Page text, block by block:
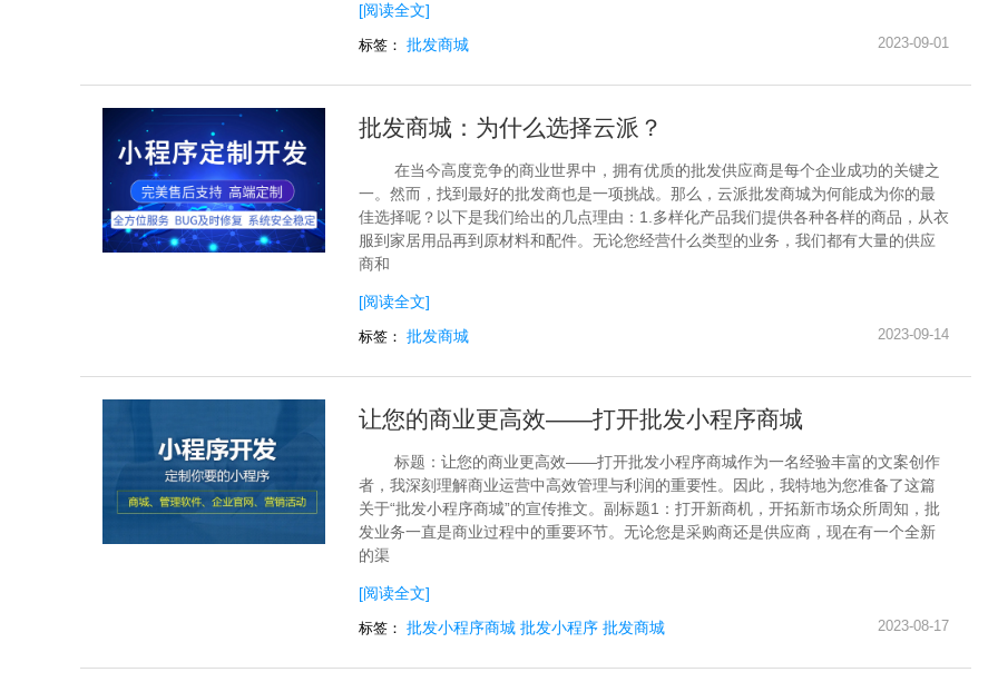
[阅读全文]
标签： 批发商城 2023-09-01
批发商城：为什么选择云派？
在当今高度竞争的商业世界中，拥有优质的批发供应商是每个企业成功的关键之
一。然而，找到最好的批发商也是一项挑战。那么，云派批发商城为何能成为你的最
佳选择呢？以下是我们给出的几点理由：1.多样化产品我们提供各种各样的商品，从衣
服到家居用品再到原材料和配件。无论您经营什么类型的业务，我们都有大量的供应
商和
[阅读全文]
标签： 批发商城 2023-09-14
让您的商业更高效——打开批发小程序商城
标题：让您的商业更高效——打开批发小程序商城作为一名经验丰富的文案创作
者，我深刻理解商业运营中高效管理与利润的重要性。因此，我特地为您准备了这篇
关于“批发小程序商城”的宣传推文。副标题1：打开新商机，开拓新市场众所周知，批
发业务一直是商业过程中的重要环节。无论您是采购商还是供应商，现在有一个全新
的渠
[阅读全文]
标签： 批发小程序商城 批发小程序 批发商城 2023-08-17